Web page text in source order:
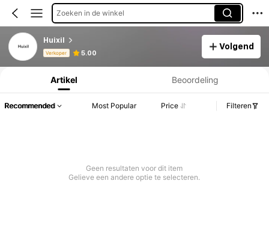
Zoeken in de winkel
HuixiI
Verkoper 5.00
Volgend
Productinformatie: Prijsopenbaring, Verkoop- en Voorraadgegevens.
Artikel Beoordeling
Recommended Most Popular Price Filteren
Geen resultaten voor dit item
Gelieve een andere optie te selecteren.